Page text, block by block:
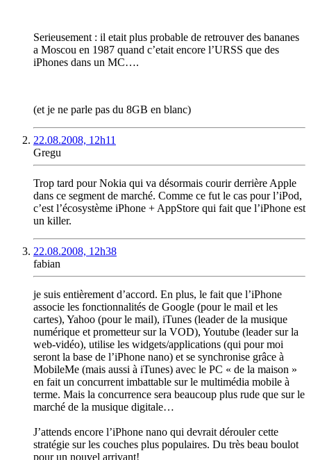
Serieusement : il etait plus probable de retrouver des bananes
a Moscou en 1987 quand c’etait encore l’URSS que des
iPhones dans un MC….
(et je ne parle pas du 8GB en blanc)
22.08.2008, 12h11
Gregu
Trop tard pour Nokia qui va désormais courir derrière Apple
dans ce segment de marché. Comme ce fut le cas pour l’iPod,
c’est l’écosystème iPhone + AppStore qui fait que l’iPhone est
un killer.
22.08.2008, 12h38
fabian
je suis entièrement d’accord. En plus, le fait que l’iPhone
associe les fonctionnalités de Google (pour le mail et les
cartes), Yahoo (pour le mail), iTunes (leader de la musique
numérique et prometteur sur la VOD), Youtube (leader sur la
web-vidéo), utilise les widgets/applications (qui pour moi
seront la base de l’iPhone nano) et se synchronise grâce à
MobileMe (mais aussi à iTunes) avec le PC « de la maison »
en fait un concurrent imbattable sur le multimédia mobile à
terme. Mais la concurrence sera beaucoup plus rude que sur le
marché de la musique digitale…
J’attends encore l’iPhone nano qui devrait dérouler cette
stratégie sur les couches plus populaires. Du très beau boulot
pour un nouvel arrivant!